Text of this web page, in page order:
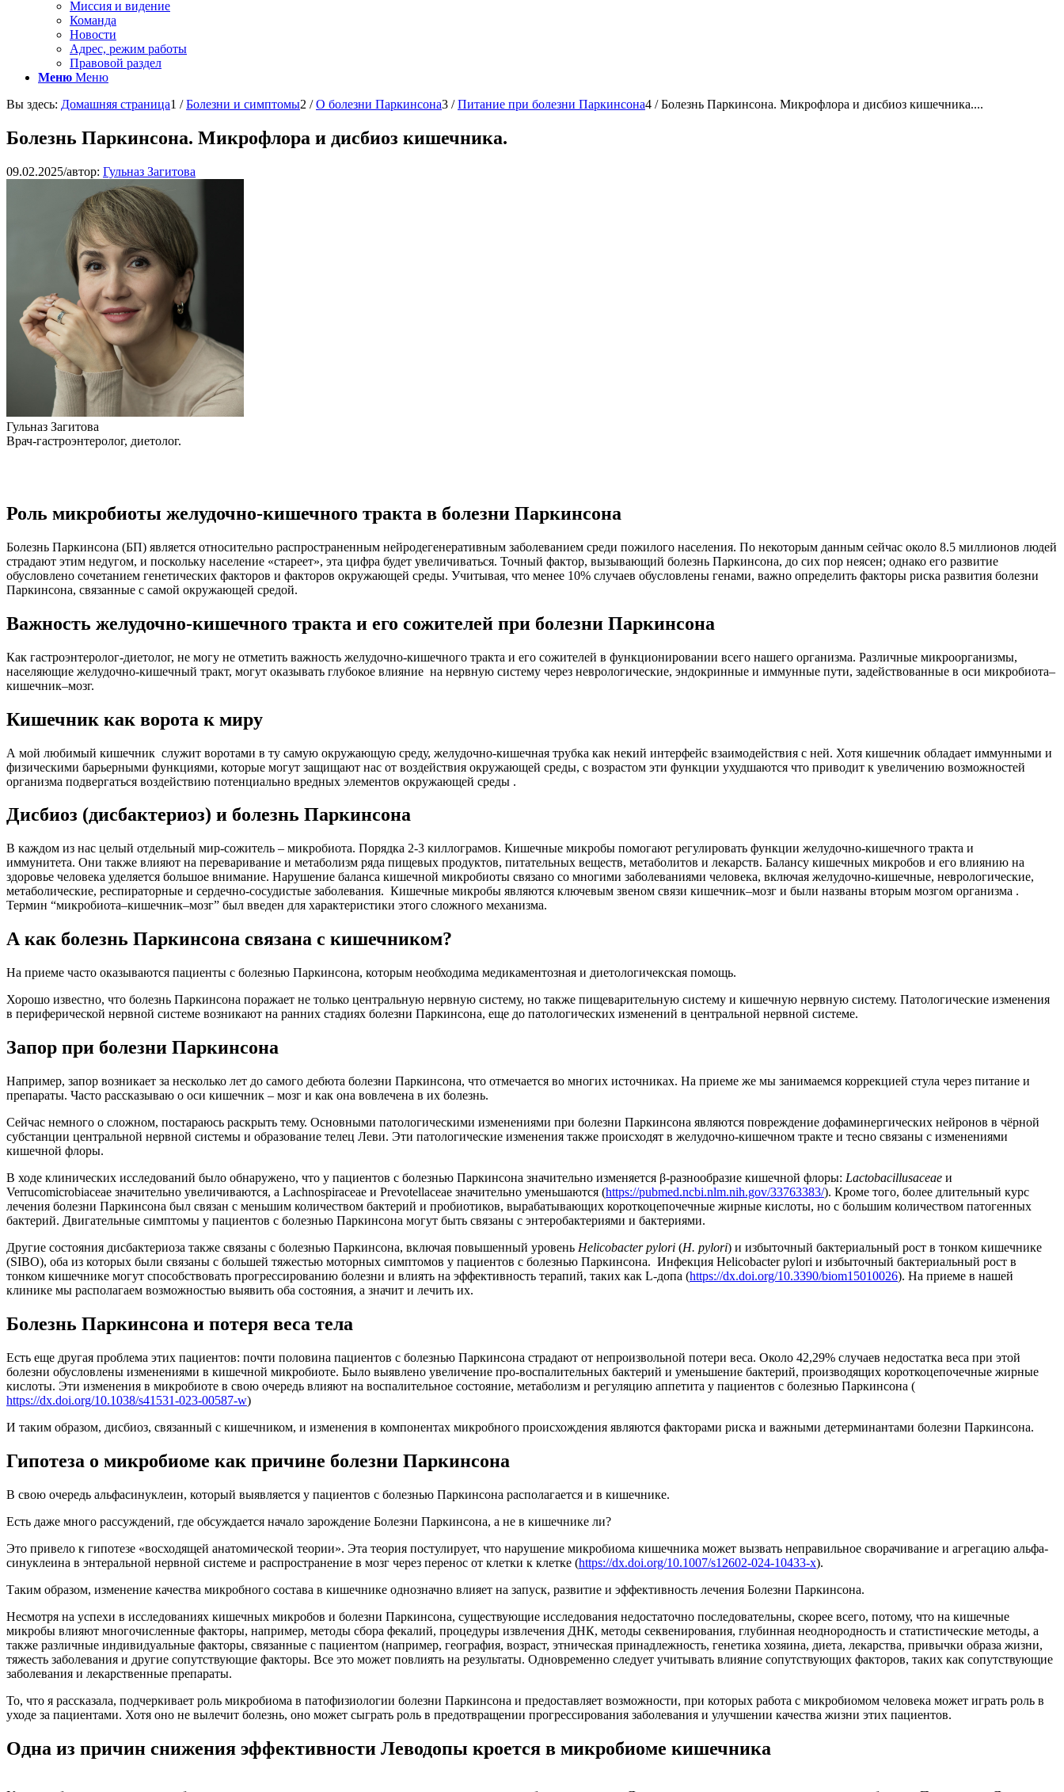
Миссия и видение
Команда
Новости
Адрес, режим работы
Правовой раздел
Меню Меню
Вы здесь: Домашняя страница1 / Болезни и симптомы2 / О болезни Паркинсона3 / Питание при болезни Паркинсона4 / Болезнь Паркинсона. Микрофлора и дисбиоз кишечника....
Болезнь Паркинсона. Микрофлора и дисбиоз кишечника.
09.02.2025/автор: Гульназ Загитова
Гульназ Загитова
Врач-гастроэнтеролог, диетолог.
Роль микробиоты желудочно-кишечного тракта в болезни Паркинсона
Болезнь Паркинсона (БП) является относительно распространенным нейродегенеративным заболеванием среди пожилого населения. По некоторым данным сейчас около 8.5 миллионов людей
страдают этим недугом, и поскольку население «стареет», эта цифра будет увеличиваться. Точный фактор, вызывающий болезнь Паркинсона, до сих пор неясен; однако его развитие
обусловлено сочетанием генетических факторов и факторов окружающей среды. Учитывая, что менее 10% случаев обусловлены генами, важно определить факторы риска развития болезни
Паркинсона, связанные с самой окружающей средой.
Важность желудочно-кишечного тракта и его сожителей при болезни Паркинсона
Как гастроэнтеролог-диетолог, не могу не отметить важность желудочно-кишечного тракта и его сожителей в функционировании всего нашего организма. Различные микроорганизмы,
населяющие желудочно-кишечный тракт, могут оказывать глубокое влияние на нервную систему через неврологические, эндокринные и иммунные пути, задействованные в оси микробиота–
кишечник–мозг.
Кишечник как ворота к миру
А мой любимый кишечник служит воротами в ту самую окружающую среду, желудочно-кишечная трубка как некий интерфейс взаимодействия с ней. Хотя кишечник обладает иммунными и
физическими барьерными функциями, которые могут защищают нас от воздействия окружающей среды, с возрастом эти функции ухудшаются что приводит к увеличению возможностей
организма подвергаться воздействию потенциально вредных элементов окружающей среды .
Дисбиоз (дисбактериоз) и болезнь Паркинсона
В каждом из нас целый отдельный мир-сожитель – микробиота. Порядка 2-3 киллограмов. Кишечные микробы помогают регулировать функции желудочно-кишечного тракта и
иммунитета. Они также влияют на переваривание и метаболизм ряда пищевых продуктов, питательных веществ, метаболитов и лекарств. Балансу кишечных микробов и его влиянию на
здоровье человека уделяется большое внимание. Нарушение баланса кишечной микробиоты связано со многими заболеваниями человека, включая желудочно-кишечные, неврологические,
метаболические, респираторные и сердечно-сосудистые заболевания. Кишечные микробы являются ключевым звеном связи кишечник–мозг и были названы вторым мозгом организма .
Термин “микробиота–кишечник–мозг” был введен для характеристики этого сложного механизма.
А как болезнь Паркинсона связана с кишечником?
На приеме часто оказываются пациенты с болезнью Паркинсона, которым необходима медикаментозная и диетологичекская помощь.
Хорошо известно, что болезнь Паркинсона поражает не только центральную нервную систему, но также пищеварительную систему и кишечную нервную систему. Патологические изменения
в периферической нервной системе возникают на ранних стадиях болезни Паркинсона, еще до патологических изменений в центральной нервной системе.
Запор при болезни Паркинсона
Например, запор возникает за несколько лет до самого дебюта болезни Паркинсона, что отмечается во многих источниках. На приеме же мы занимаемся коррекцией стула через питание и
препараты. Часто рассказываю о оси кишечник – мозг и как она вовлечена в их болезнь.
Сейчас немного о сложном, постараюсь раскрыть тему. Основными патологическими изменениями при болезни Паркинсона являются повреждение дофаминергических нейронов в чёрной
субстанции центральной нервной системы и образование телец Леви. Эти патологические изменения также происходят в желудочно-кишечном тракте и тесно связаны с изменениями
кишечной флоры.
В ходе клинических исследований было обнаружено, что у пациентов с болезнью Паркинсона значительно изменяется β-разнообразие кишечной флоры: Lactobacillusaceae и
Verrucomicrobiaceae значительно увеличиваются, а Lachnospiraceae и Prevotellaceae значительно уменьшаются (https://pubmed.ncbi.nlm.nih.gov/33763383/). Кроме того, более длительный курс
лечения болезни Паркинсона был связан с меньшим количеством бактерий и пробиотиков, вырабатывающих короткоцепочечные жирные кислоты, но с большим количеством патогенных
бактерий. Двигательные симптомы у пациентов с болезнью Паркинсона могут быть связаны с энтеробактериями и бактериями.
Другие состояния дисбактериоза также связаны с болезнью Паркинсона, включая повышенный уровень Helicobacter pylori (H. pylori) и избыточный бактериальный рост в тонком кишечнике
(SIBO), оба из которых были связаны с большей тяжестью моторных симптомов у пациентов с болезнью Паркинсона. Инфекция Helicobacter pylori и избыточный бактериальный рост в
тонком кишечнике могут способствовать прогрессированию болезни и влиять на эффективность терапий, таких как L-допа (https://dx.doi.org/10.3390/biom15010026). На приеме в нашей
клинике мы располагаем возможностью выявить оба состояния, а значит и лечить их.
Болезнь Паркинсона и потеря веса тела
Есть еще другая проблема этих пациентов: почти половина пациентов с болезнью Паркинсона страдают от непроизвольной потери веса. Около 42,29% случаев недостатка веса при этой
болезни обусловлены изменениями в кишечной микробиоте. Было выявлено увеличение про-воспалительных бактерий и уменьшение бактерий, производящих короткоцепочечные жирные
кислоты. Эти изменения в микробиоте в свою очередь влияют на воспалительное состояние, метаболизм и регуляцию аппетита у пациентов с болезнью Паркинсона (
https://dx.doi.org/10.1038/s41531-023-00587-w)
И таким образом, дисбиоз, связанный с кишечником, и изменения в компонентах микробного происхождения являются факторами риска и важными детерминантами болезни Паркинсона.
Гипотеза о микробиоме как причине болезни Паркинсона
В свою очередь альфасинуклеин, который выявляется у пациентов с болезнью Паркинсона располагается и в кишечнике.
Есть даже много рассуждений, где обсуждается начало зарождение Болезни Паркинсона, а не в кишечнике ли?
Это привело к гипотезе «восходящей анатомической теории». Эта теория постулирует, что нарушение микробиома кишечника может вызвать неправильное сворачивание и агрегацию альфа-
синуклеина в энтеральной нервной системе и распространение в мозг через перенос от клетки к клетке (https://dx.doi.org/10.1007/s12602-024-10433-x).
Таким образом, изменение качества микробного состава в кишечнике однозначно влияет на запуск, развитие и эффективность лечения Болезни Паркинсона.
Несмотря на успехи в исследованиях кишечных микробов и болезни Паркинсона, существующие исследования недостаточно последовательны, скорее всего, потому, что на кишечные
микробы влияют многочисленные факторы, например, методы сбора фекалий, процедуры извлечения ДНК, методы секвенирования, глубинная неоднородность и статистические методы, а
также различные индивидуальные факторы, связанные с пациентом (например, география, возраст, этническая принадлежность, генетика хозяина, диета, лекарства, привычки образа жизни,
тяжесть заболевания и другие сопутствующие факторы. Все это может повлиять на результаты. Одновременно следует учитывать влияние сопутствующих факторов, таких как сопутствующие
заболевания и лекарственные препараты.
То, что я рассказала, подчеркивает роль микробиома в патофизиологии болезни Паркинсона и предоставляет возможности, при которых работа с микробиомом человека может играть роль в
уходе за пациентами. Хотя оно не вылечит болезнь, оно может сыграть роль в предотвращении прогрессирования заболевания и улучшении качества жизни этих пациентов.
Одна из причин снижения эффективности Леводопы кроется в микробиоме кишечника